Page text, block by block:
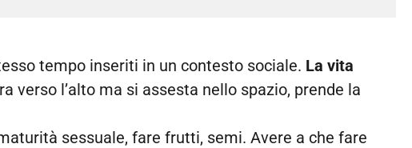
tempo inseriti in un contesto sociale. La vita
verso l’alto ma si assesta nello spazio, prende la
sessuale, fare frutti, semi. Avere a che fare